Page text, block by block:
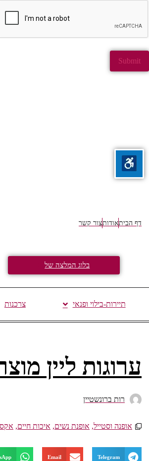
דף הביתאודותצור קשר
בלוג המלצה של
תיירות-בילוי ופנאי צרכנות
ערוגות ליין
רות ברונשטיין
אופנה וסטייל, אופנת נשים, איכות חיים,
Telegram
Email